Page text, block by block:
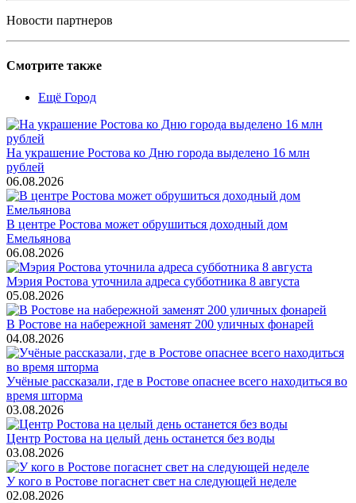
Новости партнеров
Смотрите также
Ещё Город
На украшение Ростова ко Дню города выделено 16 млн
рублей
06.08.2026
В центре Ростова может обрушиться доходный дом
Емельянова
06.08.2026
Мэрия Ростова уточнила адреса субботника 8 августа
05.08.2026
В Ростове на набережной заменят 200 уличных фонарей
04.08.2026
Учёные рассказали, где в Ростове опаснее всего находиться во
время шторма
03.08.2026
Центр Ростова на целый день останется без воды
03.08.2026
У кого в Ростове погаснет свет на следующей неделе
02.08.2026